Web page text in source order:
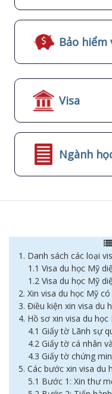
Bảo hiểm
Visa
Ngành
1. Danh sách các loại
1.1 Visa du học Mỹ
1.2 Visa du học Mỹ
2. Xin visa du học Mỹ
3. Điều kiện xin visa du
4. Hồ sơ xin visa du
4.1 Giấy tờ Lãnh sự
4.2 Giấy tờ cá nhân
4.3 Giấy tờ chứng
5. Các bước xin visa du
5.1 Bước 1: Xin thư